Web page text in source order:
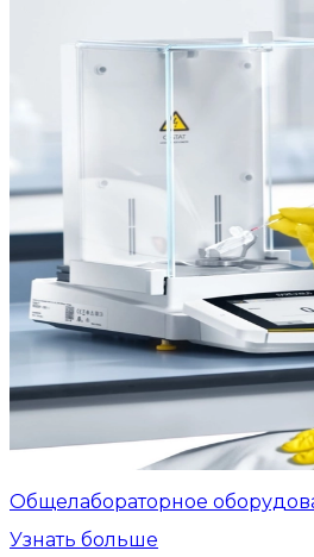
Общелабораторное
Узнать больше